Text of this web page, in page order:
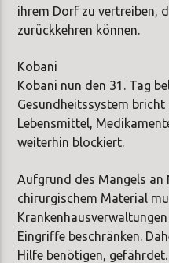
ihrem Dorf zu vertreiben,
zurückkehren können.
Kobani
Kobani nun den 31. Tag
Gesundheitssystem bricht
Lebensmittel,
weiterhin blockiert.
Aufgrund des Mangels an
chirurgischem Material
Eingriffe beschränken.
Hilfe benötigen,